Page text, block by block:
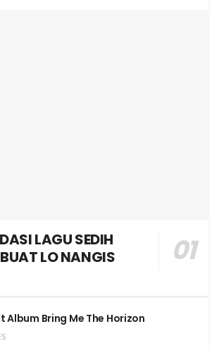
LAGU SEDIH
LO NANGIS
Album Bring Me The Horizon